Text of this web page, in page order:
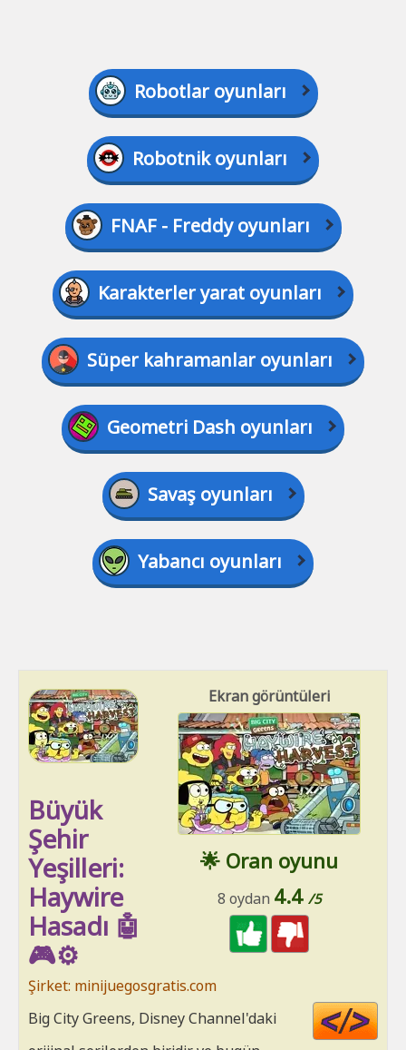
Robotlar oyunları
Robotnik oyunları
FNAF - Freddy oyunları
Karakterler yarat oyunları
Süper kahramanlar oyunları
Geometri Dash oyunları
Savaş oyunları
Yabancı oyunları
Ekran görüntüleri
🌟 Oran oyunu
8 oydan 4.4 /5
Büyük
Şehir
Yeşilleri:
Haywire
Hasadı 🤖
🎮⚙️
Şirket: minijuegosgratis.com
Big City Greens, Disney Channel'daki